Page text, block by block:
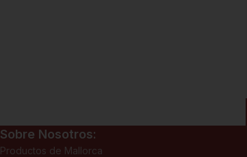
Sobre Nosotros:
Productos de Mallorca